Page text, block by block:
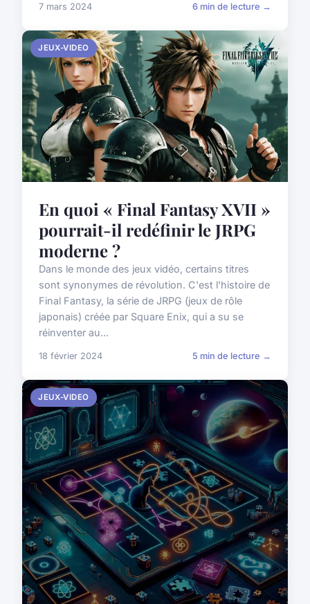
7 mars 2024 6 min de lecture →
JEUX-VIDEO
En quoi « Final Fantasy XVII »
pourrait-il redéfinir le JRPG
moderne ?
Dans le monde des jeux vidéo, certains titres
sont synonymes de révolution. C'est l'histoire de
Final Fantasy, la série de JRPG (jeux de rôle
japonais) créée par Square Enix, qui a su se
réinventer au...
18 février 2024 5 min de lecture →
JEUX-VIDEO